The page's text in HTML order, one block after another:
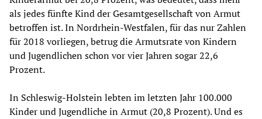
als jedes fünfte Kind der Gesamtgesellschaft von Armut
betroffen ist. In Nordrhein-Westfalen, für das nur Zahlen
für 2018 vorliegen, betrug die Armutsrate von Kindern
und Jugendlichen schon vor vier Jahren sogar 22,6
Prozent.
In Schleswig-Holstein lebten im letzten Jahr 100.000
Kinder und Jugendliche in Armut (20,8 Prozent). Und es